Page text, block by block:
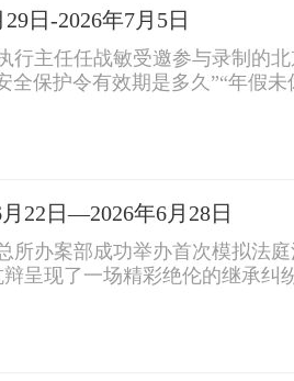
日-2026年7月5日
行主任任战敏受邀参与录制的
保护令有效期是多久”“年假
22日—2026年6月28日
所办案部成功举办首次模拟法
呈现了一场精彩绝伦的继承纠